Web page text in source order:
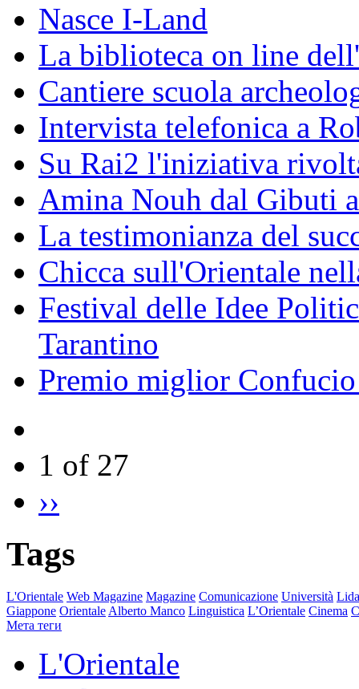
Nasce I-Land
La biblioteca on line
Cantiere scuola
Intervista telefonica a
Su Rai2 l'iniziativa
Amina Nouh dal Gibuti
La testimonianza del
Chicca sull'Orientale
Festival delle Idee
Tarantino
Premio miglior
1 of 27
››
Tags
L'Orientale Web Magazine Magazine Comunicazione Università
Giappone Orientale Alberto Manco Linguistica L’Orientale Cinema
Мета теги
L'Orientale